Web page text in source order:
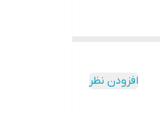
افزودن نظر